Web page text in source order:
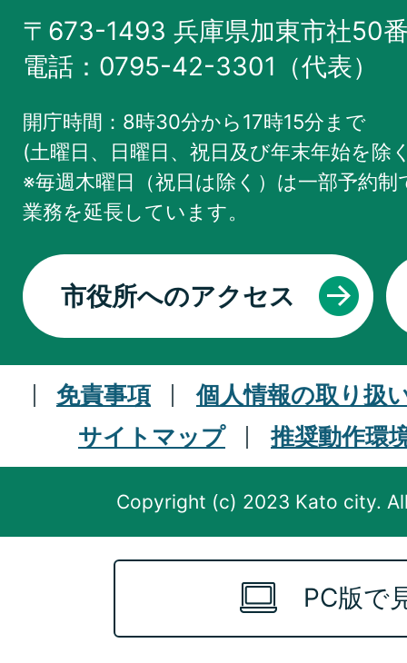
〒673-1493 兵庫県加東市社50
電話：0795-42-3301（代表）
開庁時間：8時30分から17時15分まで
(土曜日、日曜日、祝日及び年末年始を除
※毎週木曜日（祝日は除く）は一部予約
業務を延長しています。
市役所へのアクセス
免責事項
個人情報の取り扱
サイトマップ
推奨動作環
Copyright (c) 2023 Kato city.
PC版で